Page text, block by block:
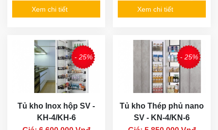
Xem chi tiết
Xem chi tiết
- 25%
Tủ kho Inox hộp SV -
KH-4/KH-6
- 25%
Tủ kho Thép phủ nano
SV - KN-4/KN-6